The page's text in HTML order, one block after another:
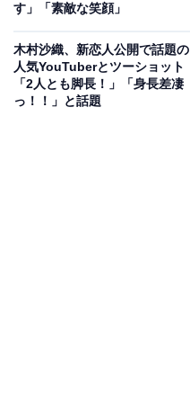
す」「素敵な笑顔」
木村沙織、新恋人公開で話題の
人気YouTuberとツーショット
「2人とも脚長！」「身長差凄
っ！！」と話題